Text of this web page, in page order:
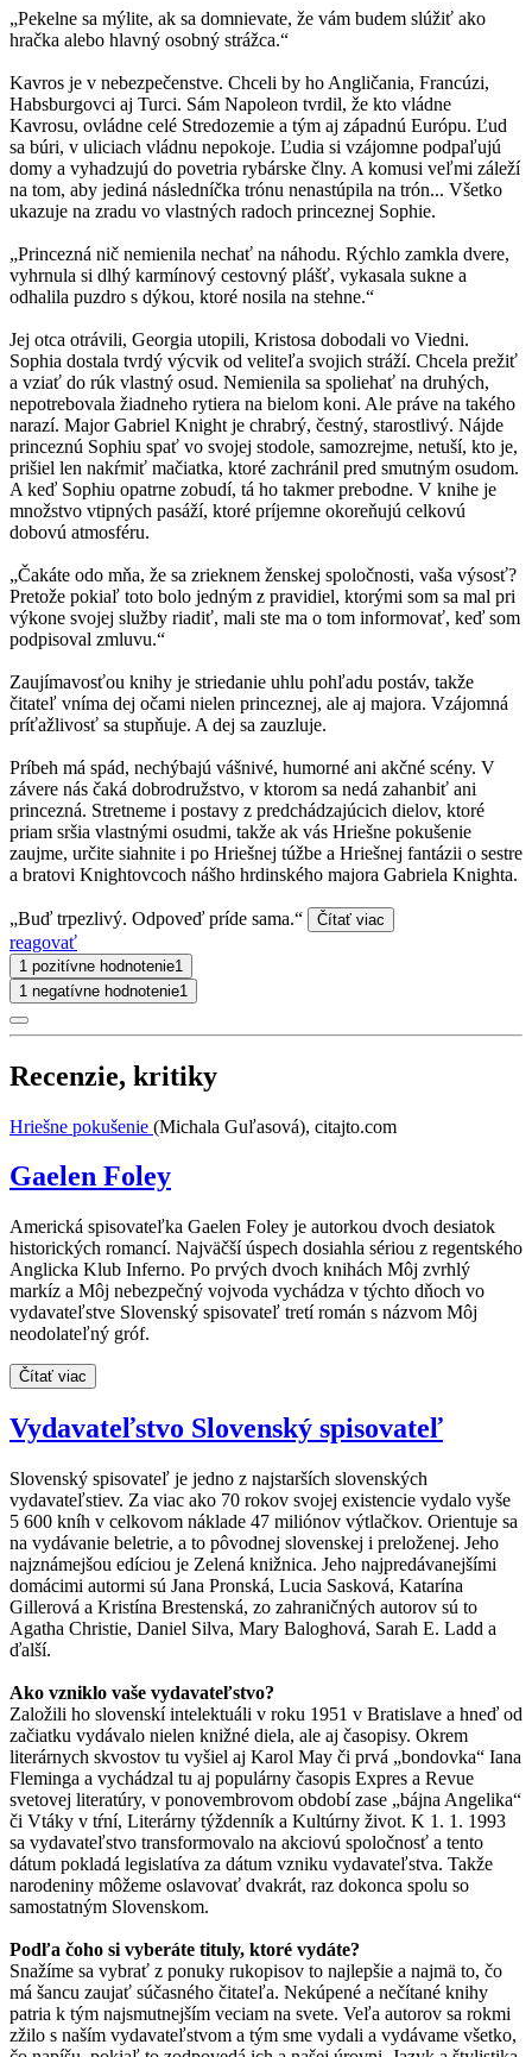
„Pekelne sa mýlite, ak sa domnievate, že vám budem slúžiť ako
hračka alebo hlavný osobný strážca.“
Kavros je v nebezpečenstve. Chceli by ho Angličania, Francúzi,
Habsburgovci aj Turci. Sám Napoleon tvrdil, že kto vládne
Kavrosu, ovládne celé Stredozemie a tým aj západnú Európu. Ľud
sa búri, v uliciach vládnu nepokoje. Ľudia si vzájomne podpaľujú
domy a vyhadzujú do povetria rybárske člny. A komusi veľmi záleží
na tom, aby jediná následníčka trónu nenastúpila na trón... Všetko
ukazuje na zradu vo vlastných radoch princeznej Sophie.
„Princezná nič nemienila nechať na náhodu. Rýchlo zamkla dvere,
vyhrnula si dlhý karmínový cestovný plášť, vykasala sukne a
odhalila puzdro s dýkou, ktoré nosila na stehne.“
Jej otca otrávili, Georgia utopili, Kristosa dobodali vo Viedni.
Sophia dostala tvrdý výcvik od veliteľa svojich stráží. Chcela prežiť
a vziať do rúk vlastný osud. Nemienila sa spoliehať na druhých,
nepotrebovala žiadneho rytiera na bielom koni. Ale práve na takého
narazí. Major Gabriel Knight je chrabrý, čestný, starostlivý. Nájde
princeznú Sophiu spať vo svojej stodole, samozrejme, netuší, kto je,
prišiel len nakŕmiť mačiatka, ktoré zachránil pred smutným osudom.
A keď Sophiu opatrne zobudí, tá ho takmer prebodne. V knihe je
množstvo vtipných pasáží, ktoré príjemne okoreňujú celkovú
dobovú atmosféru.
„Čakáte odo mňa, že sa zrieknem ženskej spoločnosti, vaša výsosť?
Pretože pokiaľ toto bolo jedným z pravidiel, ktorými som sa mal pri
výkone svojej služby riadiť, mali ste ma o tom informovať, keď som
podpisoval zmluvu.“
Zaujímavosťou knihy je striedanie uhlu pohľadu postáv, takže
čitateľ vníma dej očami nielen princeznej, ale aj majora. Vzájomná
príťažlivosť sa stupňuje. A dej sa zauzluje.
Príbeh má spád, nechýbajú vášnivé, humorné ani akčné scény. V
závere nás čaká dobrodružstvo, v ktorom sa nedá zahanbiť ani
princezná. Stretneme i postavy z predchádzajúcich dielov, ktoré
priam sršia vlastnými osudmi, takže ak vás Hriešne pokušenie
zaujme, určite siahnite i po Hriešnej túžbe a Hriešnej fantázii o sestre
a bratovi Knightovcoch nášho hrdinského majora Gabriela Knighta.
„Buď trpezlivý. Odpoveď príde sama.“ Čítať viac
reagovať
1 pozitívne hodnotenie1
1 negatívne hodnotenie1
Recenzie, kritiky
Hriešne pokušenie (Michala Guľasová), citajto.com
Gaelen Foley
Americká spisovateľka Gaelen Foley je autorkou dvoch desiatok
historických romancí. Najväčší úspech dosiahla sériou z regentského
Anglicka Klub Inferno. Po prvých dvoch knihách Môj zvrhlý
markíz a Môj nebezpečný vojvoda vychádza v týchto dňoch vo
vydavateľstve Slovenský spisovateľ tretí román s názvom Môj
neodolateľný gróf.
Čítať viac
Vydavateľstvo Slovenský spisovateľ
Slovenský spisovateľ je jedno z najstarších slovenských
vydavateľstiev. Za viac ako 70 rokov svojej existencie vydalo vyše
5 600 kníh v celkovom náklade 47 miliónov výtlačkov. Orientuje sa
na vydávanie beletrie, a to pôvodnej slovenskej i preloženej. Jeho
najznámejšou edíciou je Zelená knižnica. Jeho najpredávanejšími
domácimi autormi sú Jana Pronská, Lucia Sasková, Katarína
Gillerová a Kristína Brestenská, zo zahraničných autorov sú to
Agatha Christie, Daniel Silva, Mary Baloghová, Sarah E. Ladd a
ďalší.
Ako vzniklo vaše vydavateľstvo?
Založili ho slovenskí intelektuáli v roku 1951 v Bratislave a hneď od
začiatku vydávalo nielen knižné diela, ale aj časopisy. Okrem
literárnych skvostov tu vyšiel aj Karol May či prvá „bondovka“ Iana
Fleminga a vychádzal tu aj populárny časopis Expres a Revue
svetovej literatúry, v ponovembrovom období zase „bájna Angelika“
či Vtáky v tŕní, Literárny týždenník a Kultúrny život. K 1. 1. 1993
sa vydavateľstvo transformovalo na akciovú spoločnosť a tento
dátum pokladá legislatíva za dátum vzniku vydavateľstva. Takže
narodeniny môžeme oslavovať dvakrát, raz dokonca spolu so
samostatným Slovenskom.
Podľa čoho si vyberáte tituly, ktoré vydáte?
Snažíme sa vybrať z ponuky rukopisov to najlepšie a najmä to, čo
má šancu zaujať súčasného čitateľa. Nekúpené a nečítané knihy
patria k tým najsmutnejším veciam na svete. Veľa autorov sa rokmi
zžilo s naším vydavateľstvom a tým sme vydali a vydávame všetko,